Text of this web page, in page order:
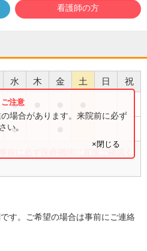
看護師の方
水 木 金 土 日 祝
●
●
前に必ず医療機関に直接ご確認く
場合があります。来院前に必ず
い。
×閉じる
す。ご希望の場合は事前にご連絡